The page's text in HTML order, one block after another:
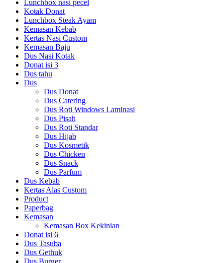
Lunchbox nasi pecel
Kotak Donat
Lunchbox Steak Ayam
Kemasan Kebab
Kertas Nasi Custom
Kemasan Baju
Dus Nasi Kotak
Donat isi 3
Dus tahu
Dus
Dus Donat
Dus Catering
Dus Roti Windows Laminasi
Dus Pisah
Dus Roti Standar
Dus Hijab
Dus Kosmetik
Dus Chicken
Dus Snack
Dus Parfum
Dus Kebab
Kertas Alas Custom
Product
Paperbag
Kemasan
Kemasan Box Kekinian
Donat isi 6
Dus Tasuba
Dus Gethuk
Dus Burger